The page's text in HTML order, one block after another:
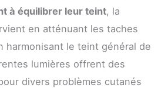
à équilibrer leur teint, la
en atténuant les taches
harmonisant le teint général de
lumières offrent des
divers problèmes cutanés